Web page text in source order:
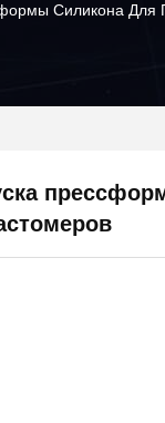
Силикона Для